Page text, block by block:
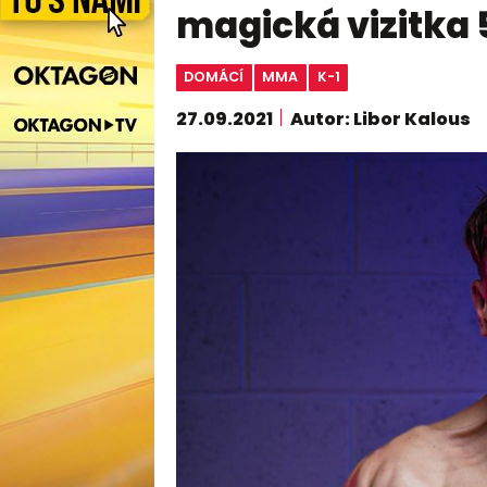
magická vizitka
DOMÁCÍ MMA K-1
27.09.2021 Autor: Libor Kalous